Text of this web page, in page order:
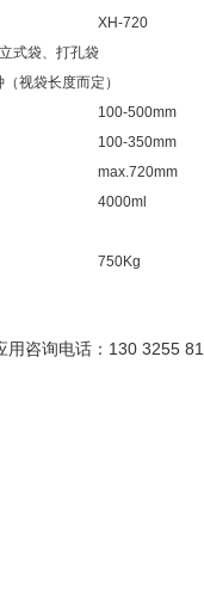
XH-720
式袋、打孔袋
视袋长度而定）
100-500mm
100-350mm
max.720mm
4000ml
750Kg
用咨询电话：130 3255